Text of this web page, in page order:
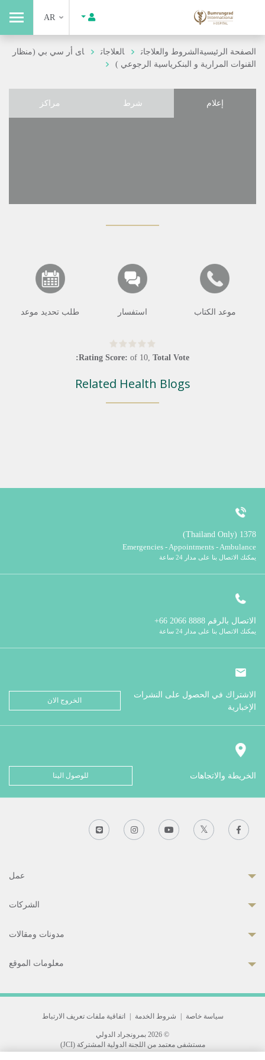
AR
الصفحة الرئيسيةالشروط والعلاجات العلاجات
اى أر سي بي (منظار
القنوات المرارية و البنكرياسية الرجوعي )
إعلام شرط مراكز
موعد الكتاب استفسار طلب تحديد موعد
Rating Score: of 10, Total Vote:
Related Health Blogs
1378 (Thailand Only)
Emergencies - Appointments - Ambulance
يمكنك الاتصال بنا على مدار 24 ساعة
الاتصال بالرقم
يمكنك الاتصال بنا على مدار 24 ساعة
الاشتراك في الحصول على النشرات
الإخبارية
الخروج الان
الخريطة والاتجاهات للوصول الينا
عمل
الشركات
مدونات ومقالات
معلومات الموقع
سياسة خاصة شروط الخدمة اتفاقية ملفات تعريف الارتباط
© 2026 بمرونجراد الدولي
مستشفى معتمد من اللجنة الدولية المشتركة (JCI)